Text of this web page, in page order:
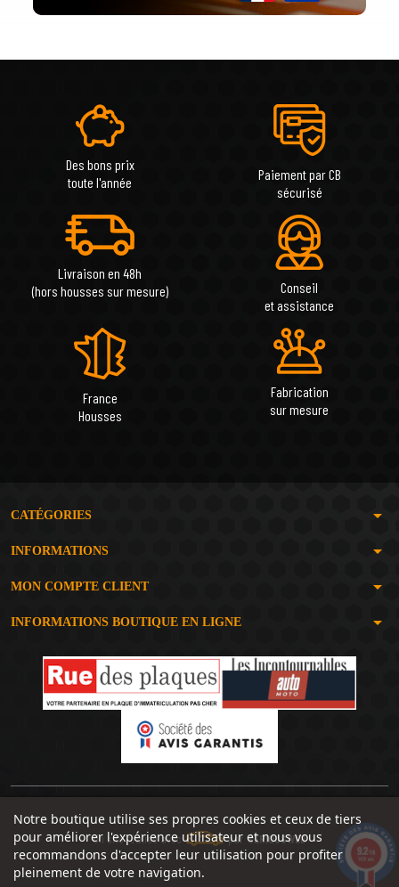
Des bons prix
toute l'année
Paiement par CB
sécurisé
Livraison en 48h
(hors housses sur mesure)
Conseil
et assistance
France
Housses
Fabrication
sur mesure
CATÉGORIES arrow_drop_down
INFORMATIONS arrow_drop_down
MON COMPTE CLIENT arrow_drop_down
INFORMATIONS BOUTIQUE EN LIGNE arrow_drop_down
Notre boutique utilise ses propres cookies et ceux de tiers
pour améliorer l'expérience utilisateur et nous vous
recommandons d'accepter leur utilisation pour profiter
pleinement de votre navigation.
Un site réalisé avec par SERIOUSWEB
9.2/10
1491 avis